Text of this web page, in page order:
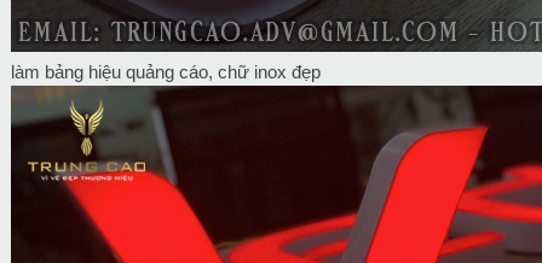
làm bảng hiệu quảng cáo, chữ inox đẹp